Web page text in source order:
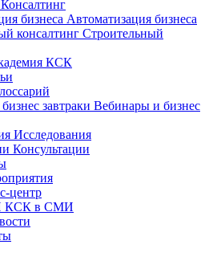
Консалтинг
бизнеса Автоматизация бизнеса
консалтинг Строительный
КСК
завтраки Вебинары и бизнес
Исследования
Консультации
центр
КСК в СМИ